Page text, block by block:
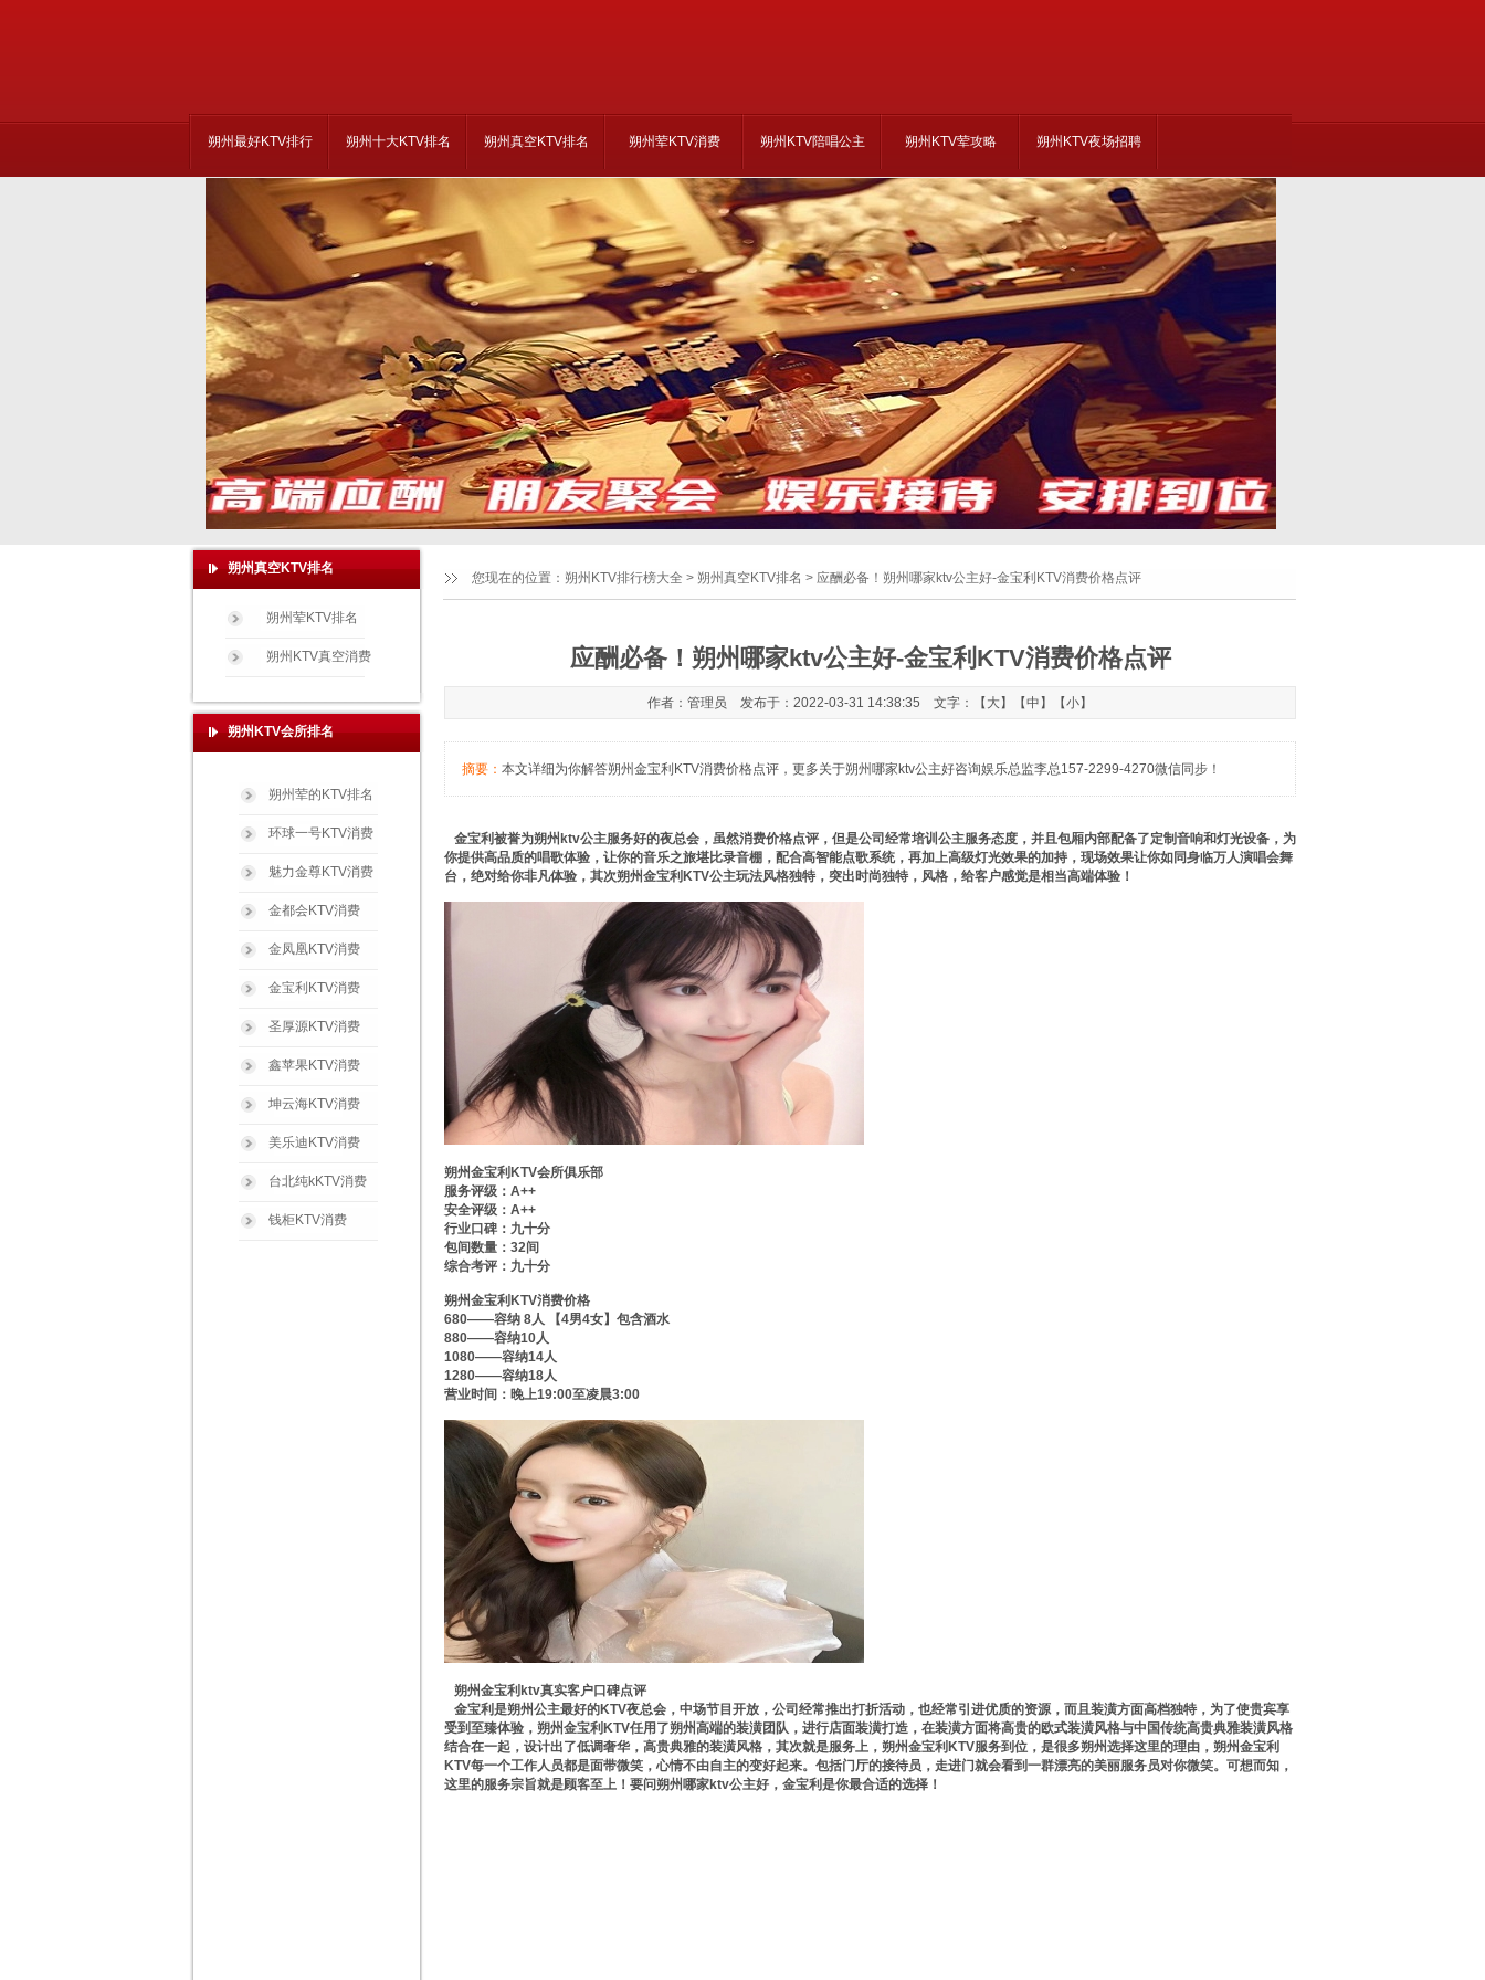
朔州最好KTV排行 朔州十大KTV排名 朔州真空KTV排名 朔州荤KTV消费 朔州KTV陪唱公主 朔州KTV荤攻略 朔州KTV夜场招聘
您现在的位置： 朔州KTV排行榜大全 > 朔州真空KTV排名 > 应酬必备！朔州哪家ktv公主好-金宝利KTV消费价格点评
应酬必备！朔州哪家ktv公主好-金宝利KTV消费价格点评
作者：管理员 发布于：2022-03-31 14:38:35 文字：【 大】【中 】【小】
摘要： 本文详细为你解答朔州金宝利KTV消费价格点评，更多关于朔州哪家ktv公主好咨询娱乐总监李总157-2299-4270微信同步！
金宝利被誉为朔州ktv公主服务好的夜总会，虽然消费价格点评，但是公司经常培训公主服务态度，并且包厢内部配备了定制音响和灯光设备，为
你提供高品质的唱歌体验，让你的音乐之旅堪比录音棚，配合高智能点歌系统，再加上高级灯光效果的加持，现场效果让你如同身临万人演唱会舞
台，绝对给你非凡体验，其次朔州金宝利KTV公主玩法风格独特，突出时尚独特，风格，给客户感觉是相当高端体验！
朔州金宝利KTV会所俱乐部
服务评级：A++
安全评级：A++
行业口碑：九十分
包间数量：32间
综合考评：九十分
朔州金宝利KTV消费价格
680——容纳 8人 【4男4女】包含酒水
880——容纳10人
1080——容纳14人
1280——容纳18人
营业时间：晚上19:00至凌晨3:00
朔州金宝利ktv真实客户口碑点评
金宝利是朔州公主最好的KTV夜总会，中场节目开放，公司经常推出打折活动，也经常引进优质的资源，而且装潢方面高档独特，为了使贵宾享
受到至臻体验，朔州金宝利KTV任用了朔州高端的装潢团队，进行店面装潢打造，在装潢方面将高贵的欧式装潢风格与中国传统高贵典雅装潢风格
结合在一起，设计出了低调奢华，高贵典雅的装潢风格，其次就是服务上，朔州金宝利KTV服务到位，是很多朔州选择这里的理由，朔州金宝利
KTV每一个工作人员都是面带微笑，心情不由自主的变好起来。包括门厅的接待员，走进门就会看到一群漂亮的美丽服务员对你微笑。可想而知，
这里的服务宗旨就是顾客至上！要问朔州哪家ktv公主好，金宝利是你最合适的选择！
朔州真空KTV排名
朔州荤KTV排名
朔州KTV真空消费
朔州KTV会所排名
朔州荤的KTV排名
环球一号KTV消费
魅力金尊KTV消费
金都会KTV消费
金凤凰KTV消费
金宝利KTV消费
圣厚源KTV消费
鑫苹果KTV消费
坤云海KTV消费
美乐迪KTV消费
台北纯kKTV消费
钱柜KTV消费